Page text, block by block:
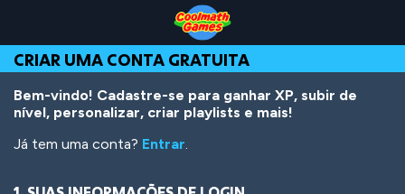
Top
of
Page
Navigation
Main
Content
Footer
o
conteúdo
principal
CRIAR UMA CONTA GRATUITA
Bem-vindo! Cadastre-se para ganhar XP, subir de
nível, personalizar, criar playlists e mais!
Já tem uma conta? Entrar.